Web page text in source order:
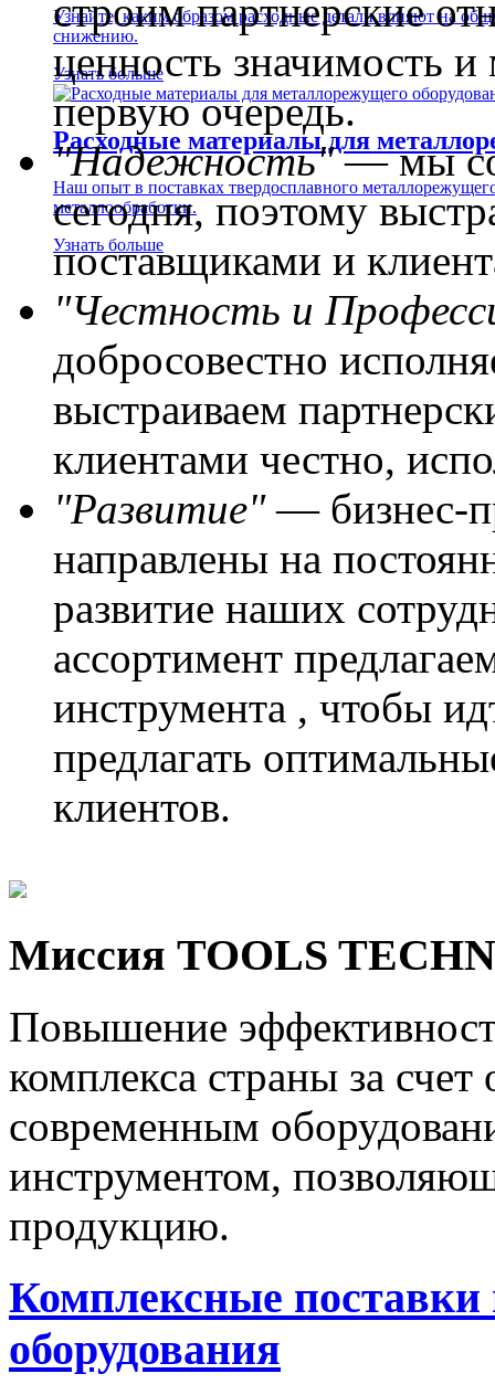
Узнайте, каким образом расходные детали влияют на
снижению.
Узнать больше
Расходные материалы для
Наш опыт в поставках твердосплавного
металлообработки.
Узнать больше
строим партнерские
ценность значимость
первую очередь.
"Надежность"— мы
сегодня, поэтому
поставщиками и
"Честность и
добросовестно
выстраиваем
клиентами честно,
"Развитие"— бизнес-
направлены на
развитие наших
ассортимент
инструмента , чтобы
предлагать
клиентов.
Миссия TOOLS
Повышение
комплекса страны за
современным
инструментом,
продукцию.
Комплексные
оборудования